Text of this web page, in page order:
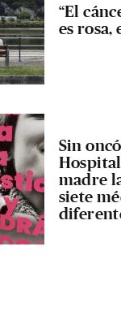
“El
es rosa,
Sin
madre
siete